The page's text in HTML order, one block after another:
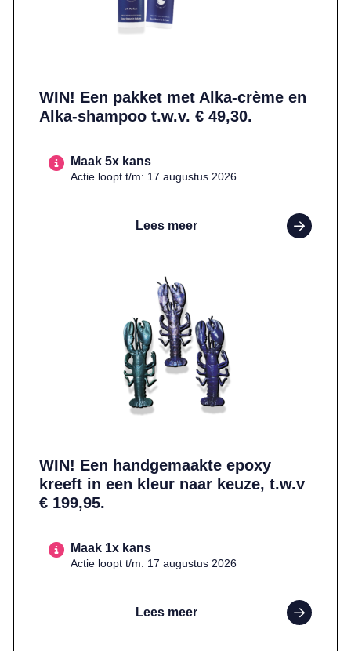
WIN! Een pakket met Alka-crème en
Alka-shampoo t.w.v. € 49,30.
Maak 5x kans
Actie loopt t/m: 17 augustus 2026
Lees meer
WIN! Een handgemaakte epoxy
kreeft in een kleur naar keuze, t.w.v
€ 199,95.
Maak 1x kans
Actie loopt t/m: 17 augustus 2026
Lees meer